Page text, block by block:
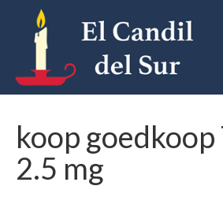
koop goedkoop
2.5 mg